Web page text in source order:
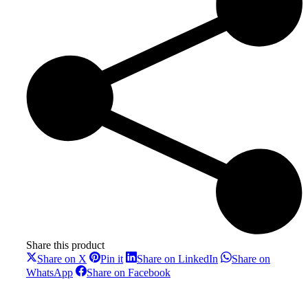
Share this product
Share on X Share
on
X
Pin itShare
on
Pinterest
Share on LinkedIn ShareShare on
WhatsAppShareShare on FacebookShare